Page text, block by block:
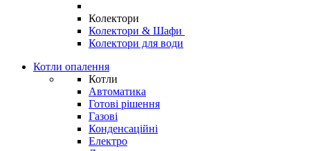
Колектори
Колектори & Шафи
Колектори для води
Котли опалення
Котли
Автоматика
Готові рішення
Газові
Конденсаційні
Електро